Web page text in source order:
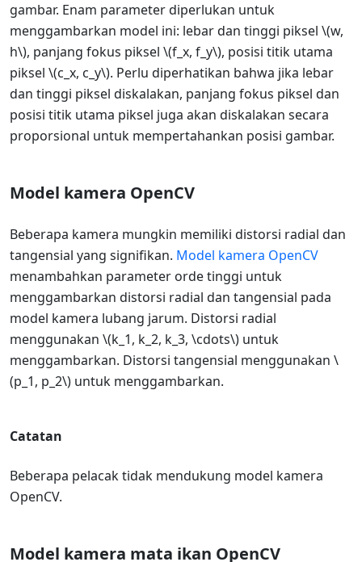
gambar. Enam parameter diperlukan untuk
menggambarkan model ini: lebar dan tinggi piksel \(w,
h\), panjang fokus piksel \(f_x, f_y\), posisi titik utama
piksel \(c_x, c_y\). Perlu diperhatikan bahwa jika lebar
dan tinggi piksel diskalakan, panjang fokus piksel dan
posisi titik utama piksel juga akan diskalakan secara
proporsional untuk mempertahankan posisi gambar.
Model kamera OpenCV
Beberapa kamera mungkin memiliki distorsi radial dan
tangensial yang signifikan. Model kamera OpenCV
menambahkan parameter orde tinggi untuk
menggambarkan distorsi radial dan tangensial pada
model kamera lubang jarum. Distorsi radial
menggunakan \(k_1, k_2, k_3, \cdots\) untuk
menggambarkan. Distorsi tangensial menggunakan \
(p_1, p_2\) untuk menggambarkan.
Catatan
Beberapa pelacak tidak mendukung model kamera
OpenCV.
Model kamera mata ikan OpenCV